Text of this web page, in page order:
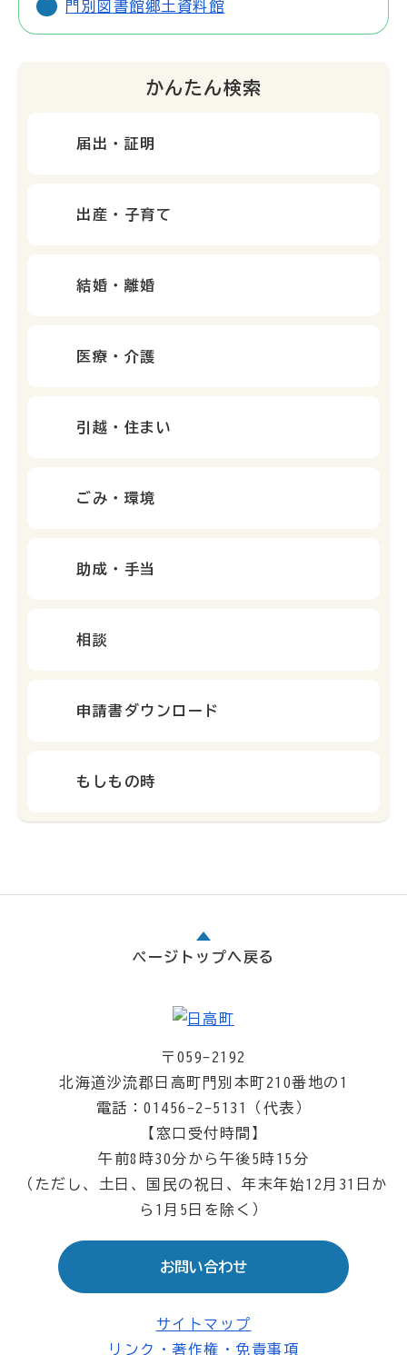
門別図書館郷土資料館
かんたん検索
届出・証明
出産・子育て
結婚・離婚
医療・介護
引越・住まい
ごみ・環境
助成・手当
相談
申請書ダウンロード
もしもの時
ページトップへ戻る
〒059-2192
北海道沙流郡日高町門別本町210番地の1
電話：01456-2-5131（代表）
【窓口受付時間】
午前8時30分から午後5時15分
（ただし、土日、国民の祝日、年末年始12月31日か
ら1月5日を除く）
お問い合わせ
サイトマップ
リンク・著作権・免責事項